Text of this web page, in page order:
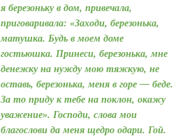
я березоньку в дом, привечала,
приговаривала: «Заходи, березонька,
матушка. Будь в моем доме
гостьюшка. Принеси, березонька, мне
денежку на нужду мою тяжкую, не
оставь, березонька, меня в горе — беде.
За то приду к тебе на поклон, окажу
уважение». Господи, слова мои
благослови да меня щедро одари. Гой.